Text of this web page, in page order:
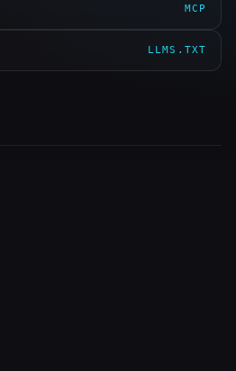
MCP
LLMS.TXT